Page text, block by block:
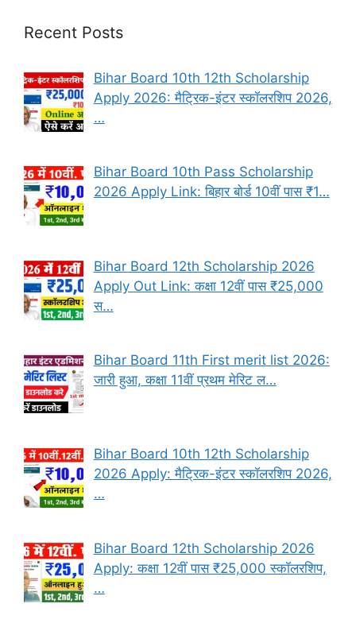
Recent Posts
Bihar Board 10th 12th Scholarship
Apply 2026: मैट्रिक-इंटर स्कॉलरशिप 2026,
…
Bihar Board 10th Pass Scholarship
2026 Apply Link: बिहार बोर्ड 10वीं पास ₹1…
Bihar Board 12th Scholarship 2026
Apply Out Link: कक्षा 12वीं पास ₹25,000
स…
Bihar Board 11th First merit list 2026:
जारी हुआ, कक्षा 11वीं प्रथम मेरिट ल…
Bihar Board 10th 12th Scholarship
2026 Apply: मैट्रिक-इंटर स्कॉलरशिप 2026,
…
Bihar Board 12th Scholarship 2026
Apply: कक्षा 12वीं पास ₹25,000 स्कॉलरशिप,
…